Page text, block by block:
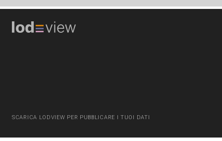
SCARICA LODVIEW PER PUBBLICARE I TUOI DATI